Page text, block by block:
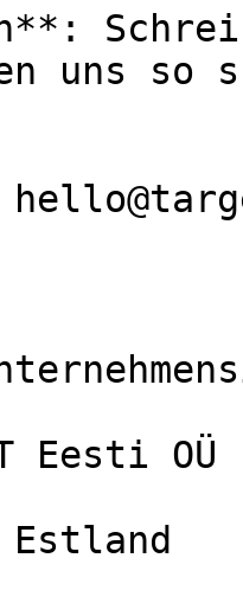
uns so
Eesti OÜ